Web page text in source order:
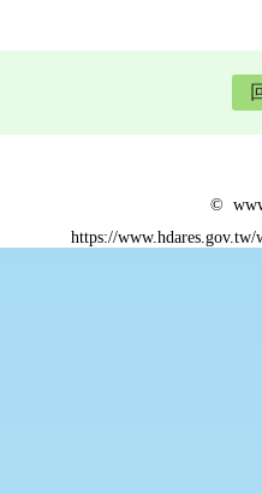
©
https://www.hdares.gov.tw/